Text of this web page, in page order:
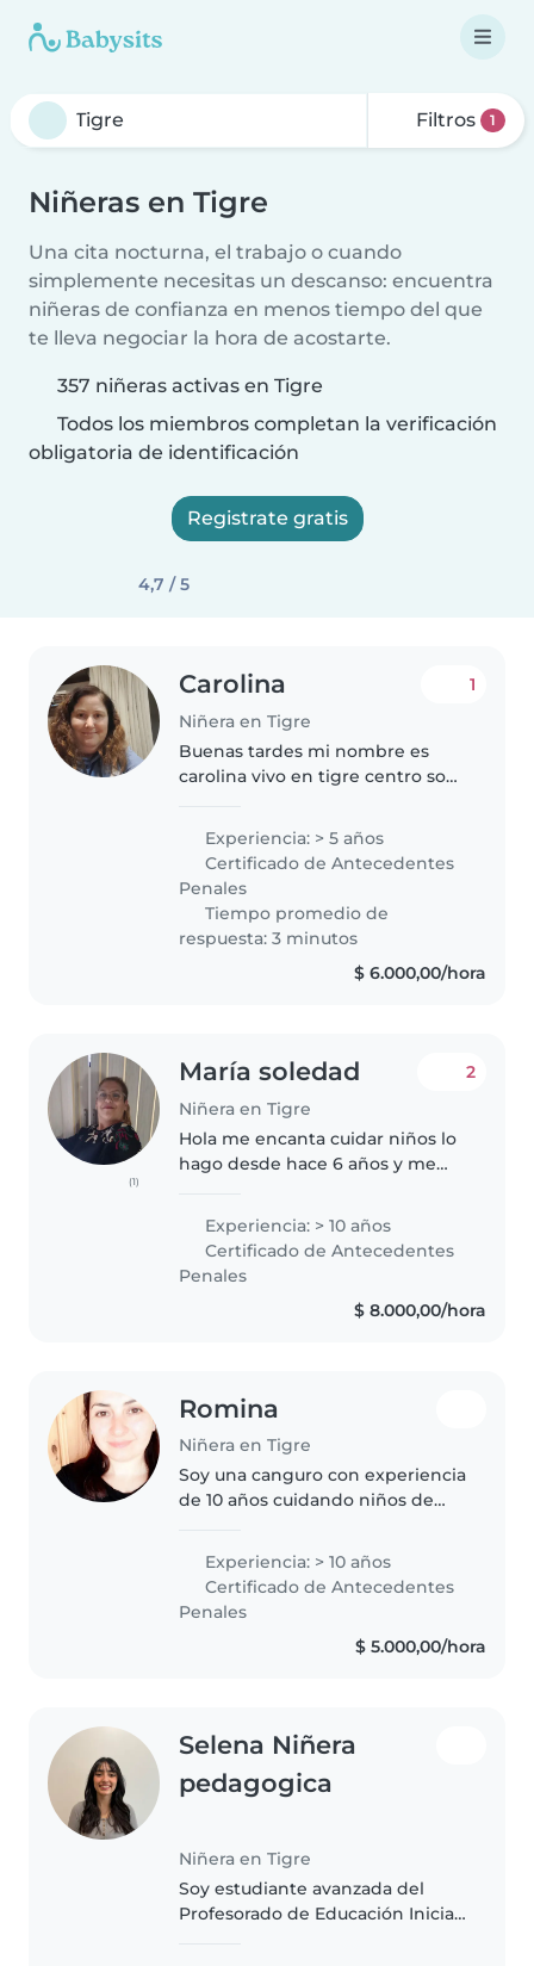
Filtros 1
Niñeras en Tigre
Una cita nocturna, el trabajo o cuando
simplemente necesitas un descanso: encuentra
niñeras de confianza en menos tiempo del que
te lleva negociar la hora de acostarte.
357 niñeras activas en Tigre
Todos los miembros completan la verificación
obligatoria de identificación
Registrate gratis
4,7 / 5
Carolina
Niñera en Tigre
1
Buenas tardes mi nombre es
carolina vivo en tigre centro soy
con chicos es mi dedicasion y
responsabilidad me gusta que
puedan expresarse e en sus
actividades..
Experiencia: > 5 años
Certificado de Antecedentes
Penales
Tiempo promedio de
respuesta: 3 minutos
$ 6.000,00/hora
(1)
María soledad
Niñera en Tigre
2
Hola me encanta cuidar niños lo
hago desde hace 6 años y me
hermoso vínculo con los niños ,
soy muy responsable ,divertida..
Experiencia: > 10 años
Certificado de Antecedentes
Penales
$ 8.000,00/hora
Romina
Niñera en Tigre
Soy una canguro con experiencia
de 10 años cuidando niños de
leer, hacer manualidades y
preparar juegos divertidos. Me
adapto fácilmente a los ritmos
Experiencia: > 10 años
Certificado de Antecedentes
Penales
$ 5.000,00/hora
Selena Niñera
pedagogica
Niñera en Tigre
Soy estudiante avanzada del
Profesorado de Educación Inicial,